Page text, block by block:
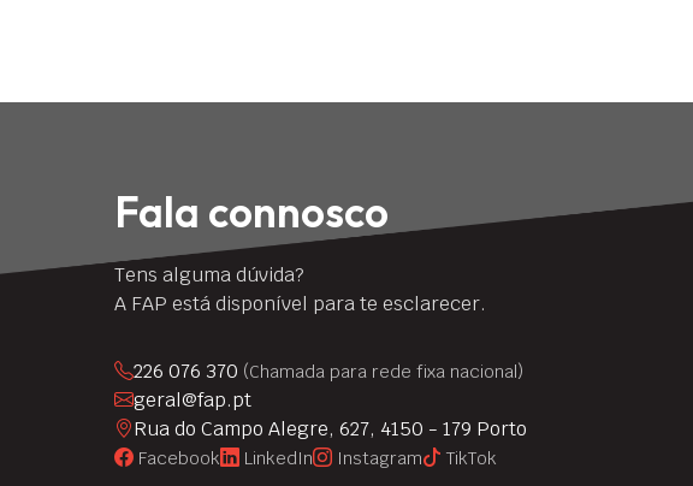
Fala connosco
Tens alguma dúvida?
A FAP está disponível para te esclarecer.
226 076 370 (Chamada para rede fixa nacional)
geral@fap.pt
Rua do Campo Alegre, 627, 4150 - 179 Porto
Facebook LinkedIn Instagram TikTok